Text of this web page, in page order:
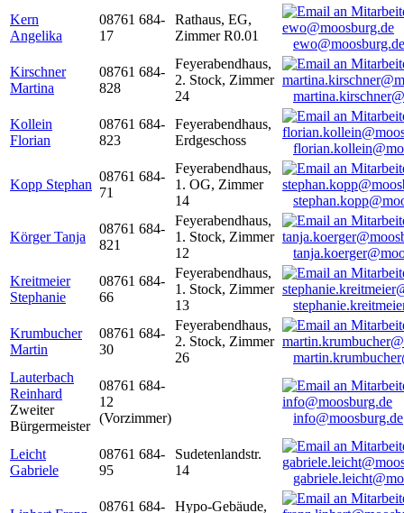
Kern
Angelika
08761 684-
17
Rathaus, EG,
Zimmer R0.01
ewo@moosburg.de
Kirschner
Martina
08761 684-
828
Feyerabendhaus,
2. Stock, Zimmer
24
Kollein
Florian
08761 684-
823
Feyerabendhaus,
Erdgeschoss
Kopp Stephan
08761 684-
71
Feyerabendhaus,
1. OG, Zimmer
14
Körger Tanja
08761 684-
821
Feyerabendhaus,
1. Stock, Zimmer
12
Kreitmeier
Stephanie
08761 684-
66
Feyerabendhaus,
1. Stock, Zimmer
13
Krumbucher
Martin
08761 684-
30
Feyerabendhaus,
2. Stock, Zimmer
26
Lauterbach
Reinhard
Zweiter
Bürgermeister
08761 684-
12
(Vorzimmer)
info@moosburg.de
Leicht
Gabriele
08761 684-
95
Sudetenlandstr.
14
08761 684-
Hypo-Gebäude,